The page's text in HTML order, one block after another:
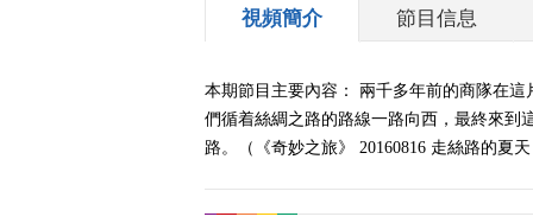
視頻簡介 節目信息
本期節目主要內容： 兩千多年前的商隊在
們循着絲綢之路的路線一路向西，最終來到
路。（《奇妙之旅》 20160816 走絲路的夏